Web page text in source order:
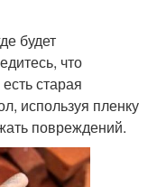
будет
что
старая
используя пленку
повреждений.